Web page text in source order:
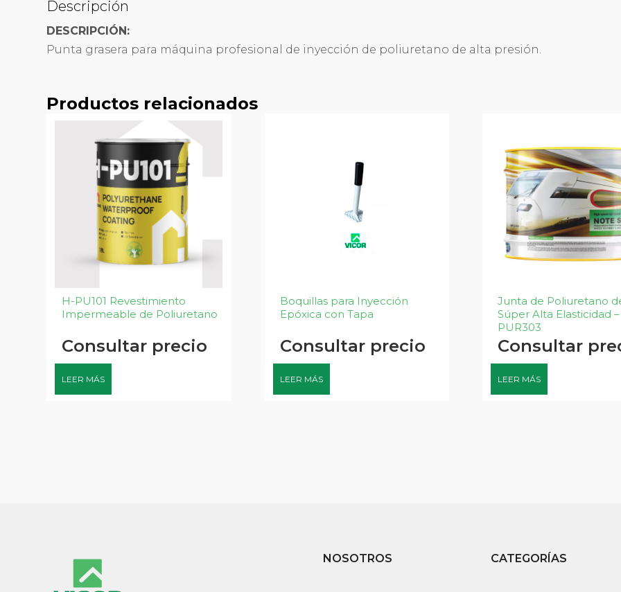
Descripción
DESCRIPCIÓN:
Punta grasera para máquina profesional de inyección de poliuretano de alta presión.
Productos relacionados
H-PU101 Revestimiento
Impermeable de Poliuretano
Consultar precio
LEER MÁS
Boquillas para Inyección
Epóxica con Tapa
Consultar precio
LEER MÁS
Junta de Poliuretano
Súper Alta Elasticidad –
PUR303
Consultar
LEER MÁS
NOSOTROS CATEGORÍAS